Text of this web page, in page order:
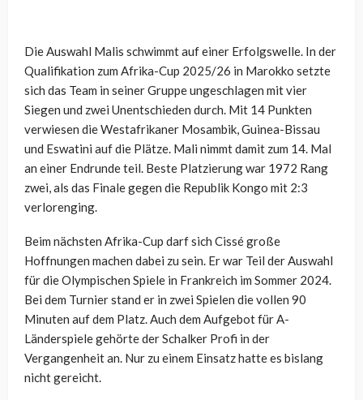
Die Auswahl Malis schwimmt auf einer Erfolgswelle. In der
Qualifikation zum Afrika-Cup 2025/26 in Marokko setzte
sich das Team in seiner Gruppe ungeschlagen mit vier
Siegen und zwei Unentschieden durch. Mit 14 Punkten
verwiesen die Westafrikaner Mosambik, Guinea-Bissau
und Eswatini auf die Plätze. Mali nimmt damit zum 14. Mal
an einer Endrunde teil. Beste Platzierung war 1972 Rang
zwei, als das Finale gegen die Republik Kongo mit 2:3
verlorenging.
Beim nächsten Afrika-Cup darf sich Cissé große
Hoffnungen machen dabei zu sein. Er war Teil der Auswahl
für die Olympischen Spiele in Frankreich im Sommer 2024.
Bei dem Turnier stand er in zwei Spielen die vollen 90
Minuten auf dem Platz. Auch dem Aufgebot für A-
Länderspiele gehörte der Schalker Profi in der
Vergangenheit an. Nur zu einem Einsatz hatte es bislang
nicht gereicht.